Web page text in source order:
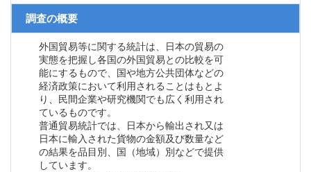
調査の概要
外国貿易等に関する統計は、日本の貿易の
実態を把握し各国の外国貿易との比較を可
能にするもので、国や地方公共団体などの
経済政策において利用されることはもとよ
り、民間企業や研究機関でも広く利用され
ているものです。
普通貿易統計では、日本から輸出され又は
日本に輸入された貨物の金額及び数量など
の結果を品目別、国（地域）別などで提供
しています。